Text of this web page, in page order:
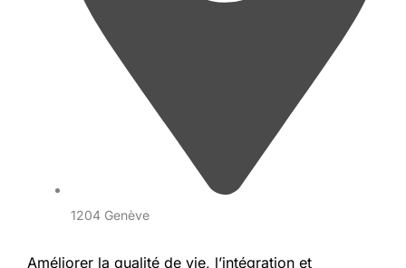
1204 Genève
Améliorer la qualité de vie, l’intégration et